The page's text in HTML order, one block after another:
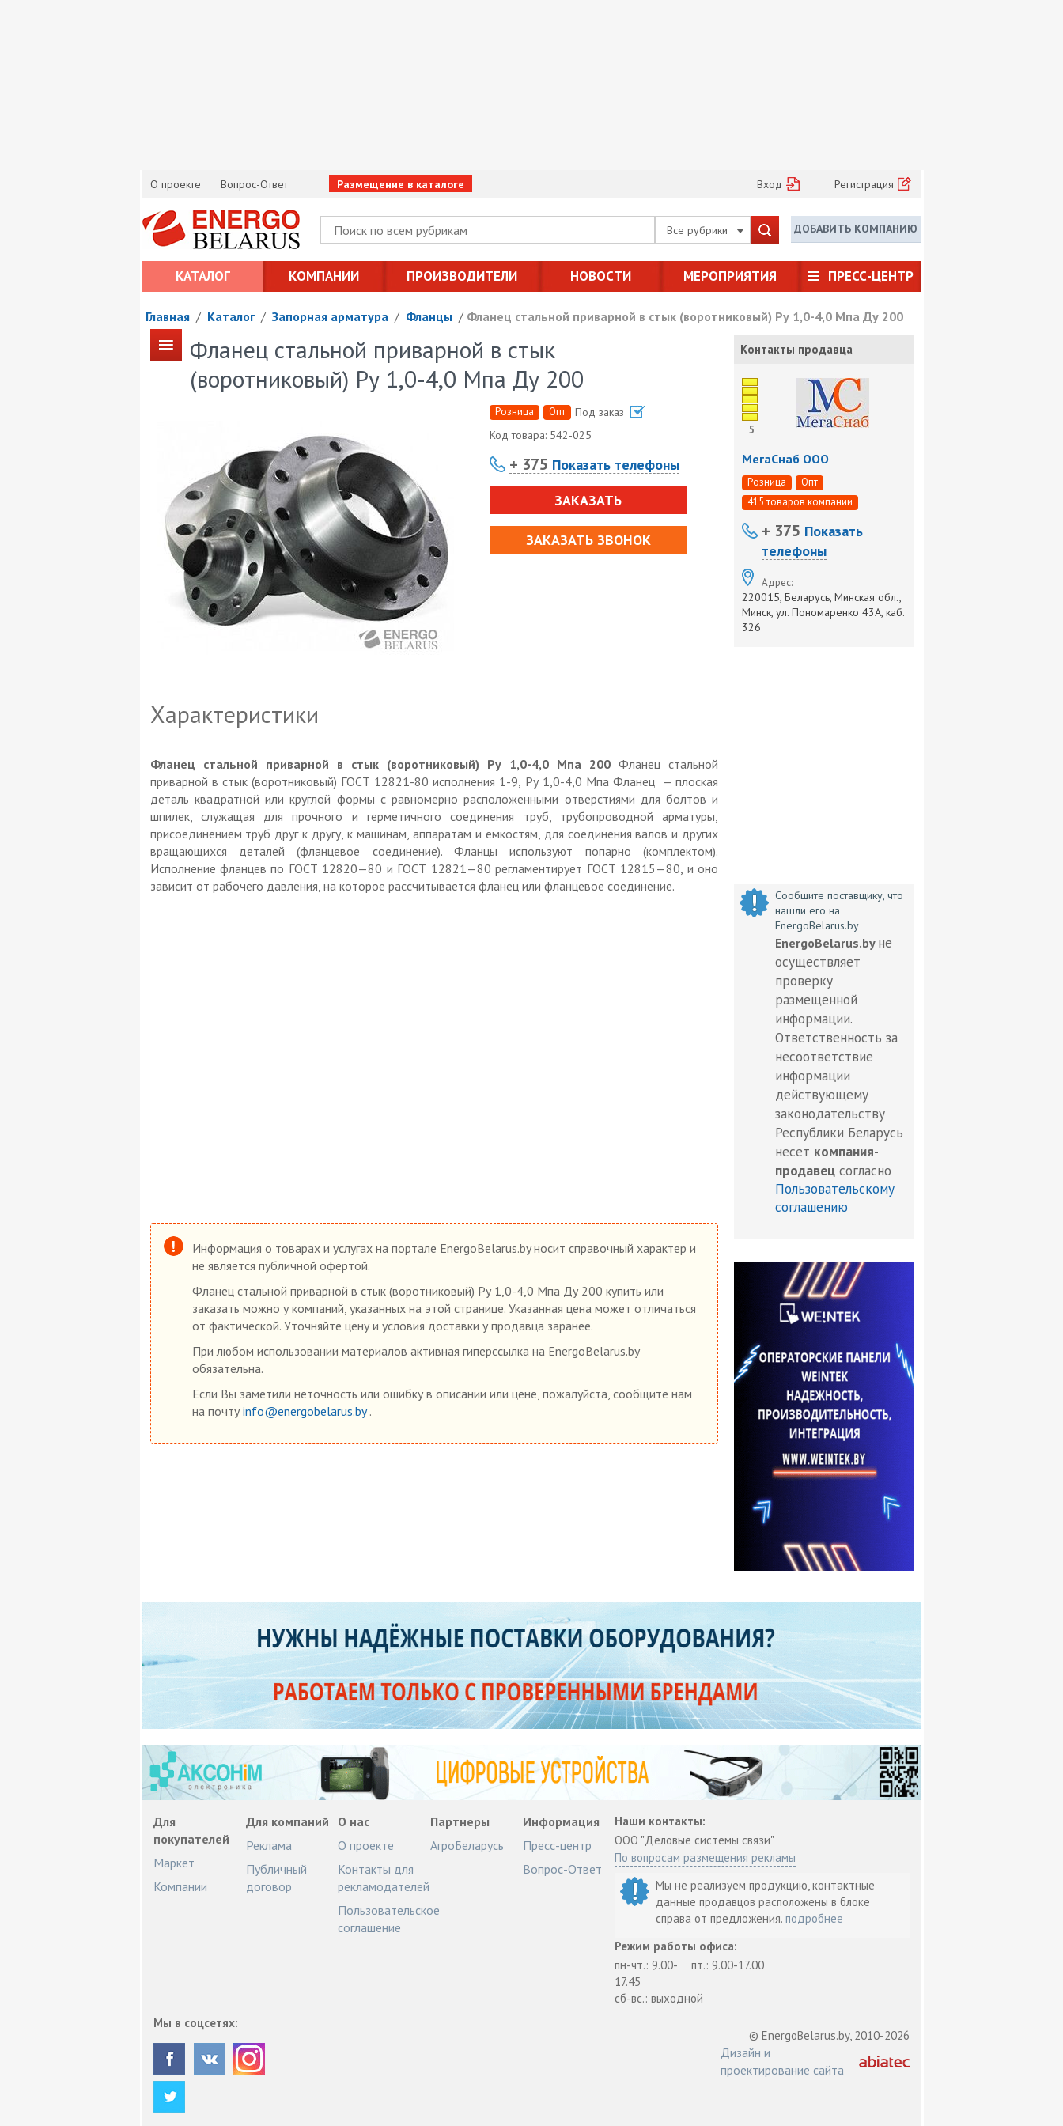
О проекте Вопрос-Ответ Размещение в каталоге Вход Регистрация
Все рубрики ДОБАВИТЬ КОМПАНИЮ
КАТАЛОГ КОМПАНИИ ПРОИЗВОДИТЕЛИ НОВОСТИ МЕРОПРИЯТИЯ ПРЕСС-ЦЕНТР
Главная / Каталог / Запорная арматура / Фланцы / Фланец стальной приварной в стык (воротниковый) Ру 1,0-4,0 Мпа Ду 200
Фланец стальной приварной в стык
(воротниковый) Ру 1,0-4,0 Мпа Ду 200
Розница Опт
Под заказ
Код товара: 542-025
+ 375 Показать телефоны
ЗАКАЗАТЬ
ЗАКАЗАТЬ ЗВОНОК
Характеристики
Фланец стальной приварной в стык (воротниковый) Ру 1,0-4,0 Мпа 200Фланец стальной
приварной в стык (воротниковый) ГОСТ 12821-80 исполнения 1-9, Ру 1,0-4,0 Мпа Фланец — плоская
деталь квадратной или круглой формы с равномерно расположенными отверстиями для болтов и
шпилек, служащая для прочного и герметичного соединения труб, трубопроводной арматуры,
присоединением труб друг к другу, к машинам, аппаратам и ёмкостям, для соединения валов и других
вращающихся деталей (фланцевое соединение). Фланцы используют попарно (комплектом).
Исполнение фланцев по ГОСТ 12820—80 и ГОСТ 12821—80 регламентирует ГОСТ 12815—80, и оно
зависит от рабочего давления, на которое рассчитывается фланец или фланцевое соединение.
Контакты продавца
5
МегаСнаб ООО
Розница
Опт
415 товаров компании
+ 375 Показать
телефоны
Адрес:
220015, Беларусь, Минская обл.,
Минск, ул. Пономаренко 43А, каб.
326
Сообщите поставщику, что
нашли его на
EnergoBelarus.by
EnergoBelarus.by не
осуществляет
проверку
размещенной
информации.
Ответственность за
несоответствие
информации
действующему
законодательству
Республики Беларусь
несет компания-
продавец согласно
Пользовательскому
соглашению
Информация о товарах и услугах на портале EnergoBelarus.by носит справочный характер и
не является публичной офертой.
Фланец стальной приварной в стык (воротниковый) Ру 1,0-4,0 Мпа Ду 200 купить или
заказать можно у компаний, указанных на этой странице. Указанная цена может отличаться
от фактической. Уточняйте цену и условия доставки у продавца заранее.
При любом использовании материалов активная гиперссылка на EnergoBelarus.by
обязательна.
Если Вы заметили неточность или ошибку в описании или цене, пожалуйста, сообщите нам
на почту info@energobelarus.by.
Для
покупателей
Маркет
Компании
Для компаний
Реклама
Публичный
договор
О нас
О проекте
Контакты для
рекламодателей
Пользовательское
соглашение
Партнеры
АгроБеларусь
Информация
Пресс-центр
Вопрос-Ответ
Наши контакты:
ООО "Деловые системы связи"
По вопросам размещения рекламы
Мы не реализуем продукцию, контактные
данные продавцов расположены в блоке
справа от предложения.подробнее
Режим работы офиса:
пн-чт.: 9.00-
17.45
пт.: 9.00-17.00
сб-вс.: выходной
Мы в соцсетях:
© EnergoBelarus.by, 2010-2026
Дизайн и
проектирование сайта